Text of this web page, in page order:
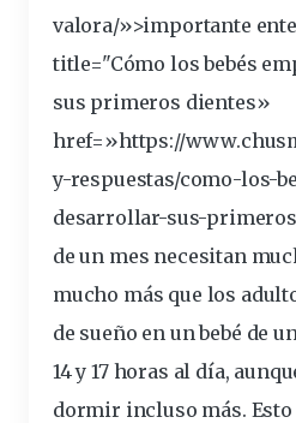
valora/»>importante
title="Cómo losbebés
sus primeros dientes»
href=»https://
y-respuestas/como-los-
desarrollar-sus-
de un mes necesitan
mucho más que los
de sueño en un bebé de
14 y 17 horas al día,
dormir incluso más. Esto